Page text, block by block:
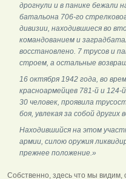
дрогнули и в панике бежали
батальона 706-го
дивизии, находившиеся во
командованием и
восстановлено. 7 трусов и
строем, а остальные
16 октября 1942 года, во
красноармейцев 781-й и 124-
30 человек, проявила
боя, увлекая за собой других
Находившийся на этом
армии, силою оружия
прежнее положение.»
Собственно, здесь что мы видим,